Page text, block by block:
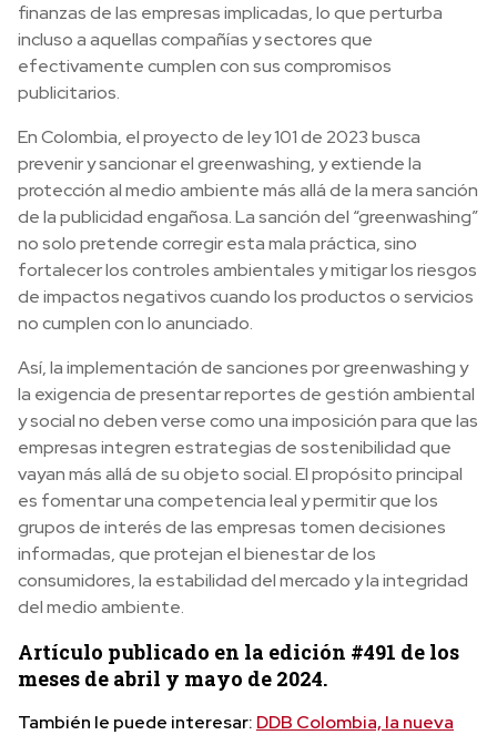
finanzas de las empresas implicadas, lo que perturba
incluso a aquellas compañías y sectores que
efectivamente cumplen con sus compromisos
publicitarios.
En Colombia, el proyecto de ley 101 de 2023 busca
prevenir y sancionar el greenwashing, y extiende la
protección al medio ambiente más allá de la mera sanción
de la publicidad engañosa. La sanción del “greenwashing”
no solo pretende corregir esta mala práctica, sino
fortalecer los controles ambientales y mitigar los riesgos
de impactos negativos cuando los productos o servicios
no cumplen con lo anunciado.
Así, la implementación de sanciones por greenwashing y
la exigencia de presentar reportes de gestión ambiental
y social no deben verse como una imposición para que las
empresas integren estrategias de sostenibilidad que
vayan más allá de su objeto social. El propósito principal
es fomentar una competencia leal y permitir que los
grupos de interés de las empresas tomen decisiones
informadas, que protejan el bienestar de los
consumidores, la estabilidad del mercado y la integridad
del medio ambiente.
Artículo publicado en la edición #491 de los
meses de abril y mayo de 2024.
También le puede interesar: DDB Colombia, la nueva